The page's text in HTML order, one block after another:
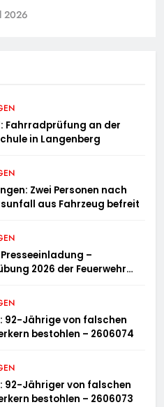
2026
Fahrradprüfung an der
in Langenberg
Zwei Personen nach
aus Fahrzeug befreit
Presseeinladung –
2026 der Feuerwehr
92-Jährige von falschen
bestohlen – 2606074
92-Jähriger von falschen
bestohlen – 2606073